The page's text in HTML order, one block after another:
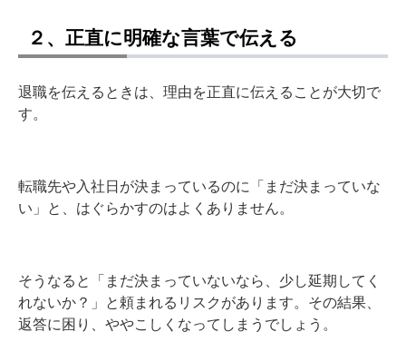
２、正直に明確な言葉で伝える
退職を伝えるときは、理由を正直に伝えることが大切で
す。
転職先や入社日が決まっているのに「まだ決まっていな
い」と、はぐらかすのはよくありません。
そうなると「まだ決まっていないなら、少し延期してく
れないか？」と頼まれるリスクがあります。 その結果、
返答に困り、ややこしくなってしまうでしょう。